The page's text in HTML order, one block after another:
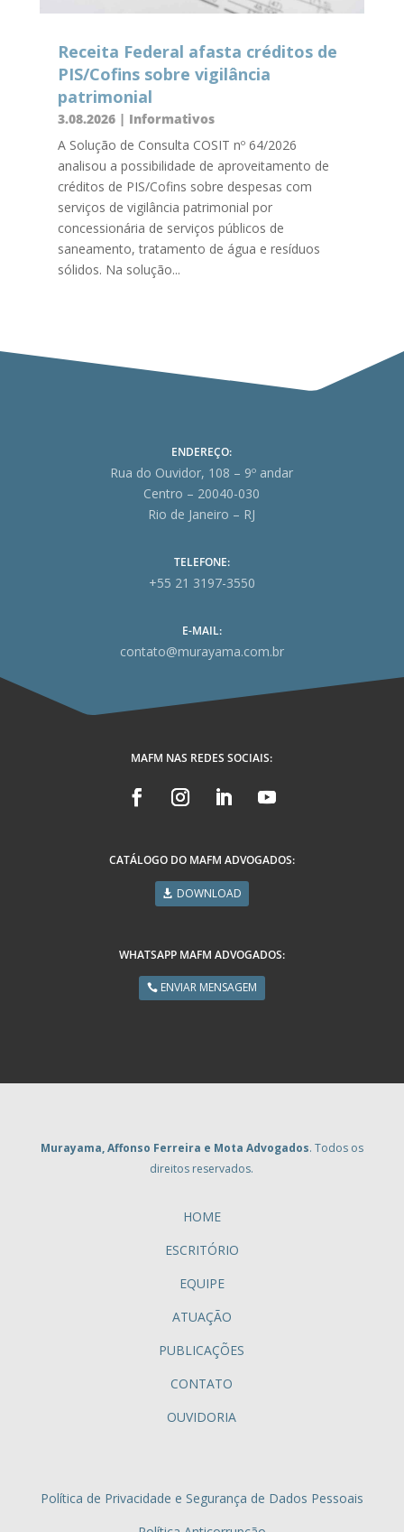
Receita Federal afasta créditos de
PIS/Cofins sobre vigilância
patrimonial
3.08.2026| Informativos
A Solução de Consulta COSIT nº 64/2026
analisou a possibilidade de aproveitamento de
créditos de PIS/Cofins sobre despesas com
serviços de vigilância patrimonial por
concessionária de serviços públicos de
saneamento, tratamento de água e resíduos
sólidos. Na solução...
ENDEREÇO:
Rua do Ouvidor, 108 – 9º andar
Centro – 20040-030
Rio de Janeiro – RJ
TELEFONE:
+55 21 3197-3550
E-MAIL:
contato@murayama.com.br
MAFM NAS REDES SOCIAIS:
CATÁLOGO DO MAFM ADVOGADOS:
DOWNLOAD
WHATSAPP MAFM ADVOGADOS:
ENVIAR MENSAGEM
Murayama, Affonso Ferreira e Mota Advogados. Todos os
direitos reservados.
HOME
ESCRITÓRIO
EQUIPE
ATUAÇÃO
PUBLICAÇÕES
CONTATO
OUVIDORIA
Política de Privacidade e Segurança de Dados Pessoais